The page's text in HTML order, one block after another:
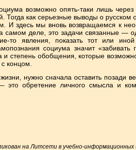
возможно опять-таки лишь
как серьезные выводы о русском
И здесь мы вновь возвращаемся к
самом деле, это задачи связанные —
то явления, показать тот или
социума значит «забивать
и степень обобщения, которые
концом.
нужно сначала оставить позади
это обретение личного смысла и
на Литсети в учебно-информационных